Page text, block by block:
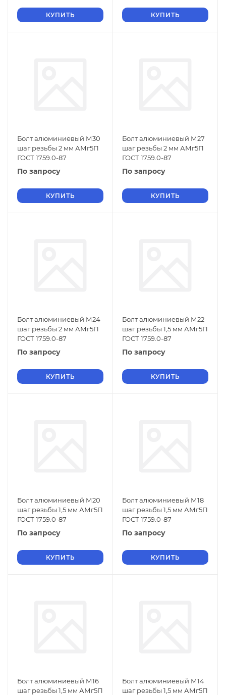
КУПИТЬ КУПИТЬ
Болт алюминиевый М30
шаг резьбы 2 мм АМг5П
ГОСТ 1759.0-87
По запросу
КУПИТЬ
Болт алюминиевый М27
шаг резьбы 2 мм АМг5П
ГОСТ 1759.0-87
По запросу
КУПИТЬ
Болт алюминиевый М24
шаг резьбы 2 мм АМг5П
ГОСТ 1759.0-87
По запросу
КУПИТЬ
Болт алюминиевый М22
шаг резьбы 1,5 мм АМг5П
ГОСТ 1759.0-87
По запросу
КУПИТЬ
Болт алюминиевый М20
шаг резьбы 1,5 мм АМг5П
ГОСТ 1759.0-87
По запросу
КУПИТЬ
Болт алюминиевый М18
шаг резьбы 1,5 мм АМг5П
ГОСТ 1759.0-87
По запросу
КУПИТЬ
Болт алюминиевый М16
шаг резьбы 1,5 мм АМг5П
Болт алюминиевый М14
шаг резьбы 1,5 мм АМг5П